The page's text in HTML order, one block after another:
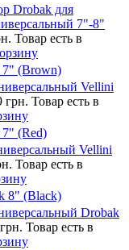
Drobak для
7"-8"
Товар есть в
7" (Brown)
Vellini
грн. Товар есть в
7" (Red)
Vellini
Товар есть в
8" (Black)
Drobak
Товар есть в